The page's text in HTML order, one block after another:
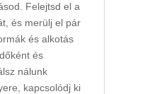
Felejtsd el a
és merülj el pár
és alkotás
és
nálunk
kapcsolódj ki